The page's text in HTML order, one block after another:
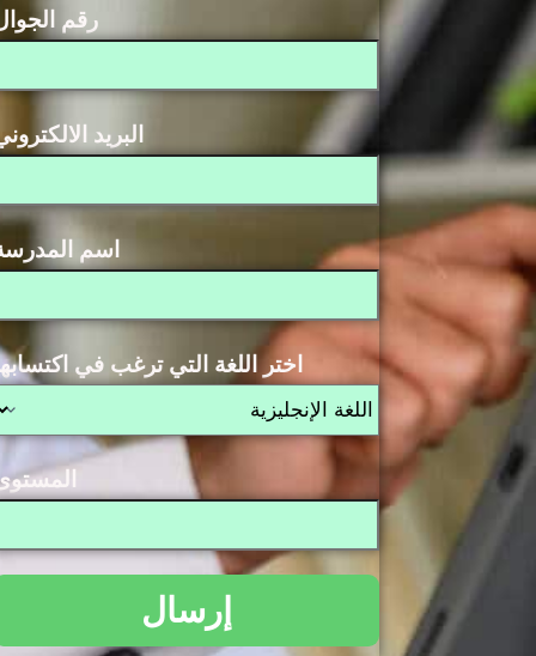
البريد الالكتروني
اختر اللغة التي ترغب في اكتسابها
المستوى